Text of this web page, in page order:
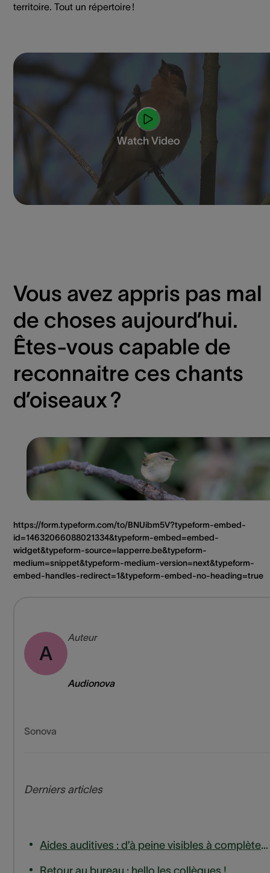
territoire. Tout un répertoire !
Watch Video
Vous avez appris pas mal
de choses aujourd’hui.
Êtes-vous capable de
reconnaitre ces chants
d’oiseaux ?
https://form.typeform.com/to/BNUibm5V?typeform-embed-
id=14632066088021334&typeform-embed=embed-
widget&typeform-source=lapperre.be&typeform-
medium=snippet&typeform-medium-version=next&typeform-
embed-handles-redirect=1&typeform-embed-no-heading=true
A
Auteur
Audionova
Sonova
Derniers articles
Aides auditives : d’à peine visibles à complètement invisibles
Retour au bureau : hello les collègues !